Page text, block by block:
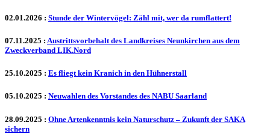
02.01.2026 : Stunde der Wintervögel: Zähl mit, wer da rumflattert!
07.11.2025 : Austrittsvorbehalt des Landkreises Neunkirchen aus dem
Zweckverband LIK.Nord
25.10.2025 : Es fliegt kein Kranich in den Hühnerstall
05.10.2025 : Neuwahlen des Vorstandes des NABU Saarland
28.09.2025 : Ohne Artenkenntnis kein Naturschutz – Zukunft der SAKA
sichern